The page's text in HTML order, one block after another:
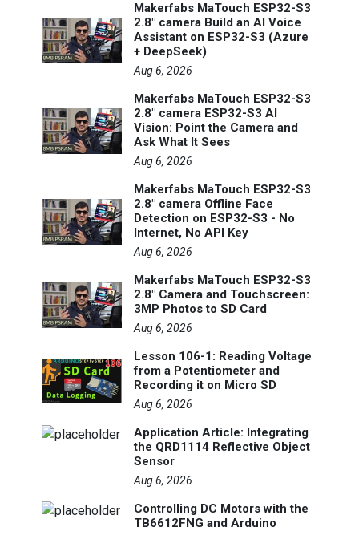
Makerfabs MaTouch ESP32-S3
2.8" camera Build an AI Voice
Assistant on ESP32-S3 (Azure
+ DeepSeek)
Aug 6, 2026
Makerfabs MaTouch ESP32-S3
2.8" camera ESP32-S3 AI
Vision: Point the Camera and
Ask What It Sees
Aug 6, 2026
Makerfabs MaTouch ESP32-S3
2.8" camera Offline Face
Detection on ESP32-S3 - No
Internet, No API Key
Aug 6, 2026
Makerfabs MaTouch ESP32-S3
2.8" Camera and Touchscreen:
3MP Photos to SD Card
Aug 6, 2026
Lesson 106-1: Reading Voltage
from a Potentiometer and
Recording it on Micro SD
Aug 6, 2026
Application Article: Integrating
the QRD1114 Reflective Object
Sensor
Aug 6, 2026
Controlling DC Motors with the
TB6612FNG and Arduino